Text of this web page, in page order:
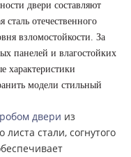
двери составляют
отечественного
взломостойкости. За
панелей и влагостойких
характеристики
модели стильный
двери из
стали, согнутого